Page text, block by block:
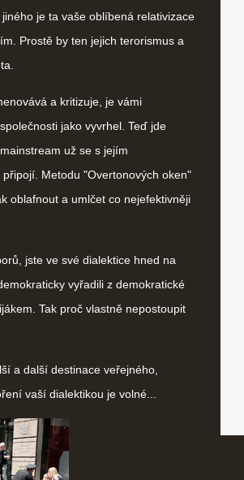
je ta vaše oblíbená relativizace
Prostě by ten jejich terorismus a
a kritizuje, je vámi
jako vyvrhel. Teď jde
už se s jejím
Metodu "Overtonových oken"
oblafnout a umlčet co nejefektivněji
jste ve své dialektice hned na
vyřadili z demokratické
Tak proč vlastně nepostoupit
a další destinace veřejného,
vaší dialektikou je volné...